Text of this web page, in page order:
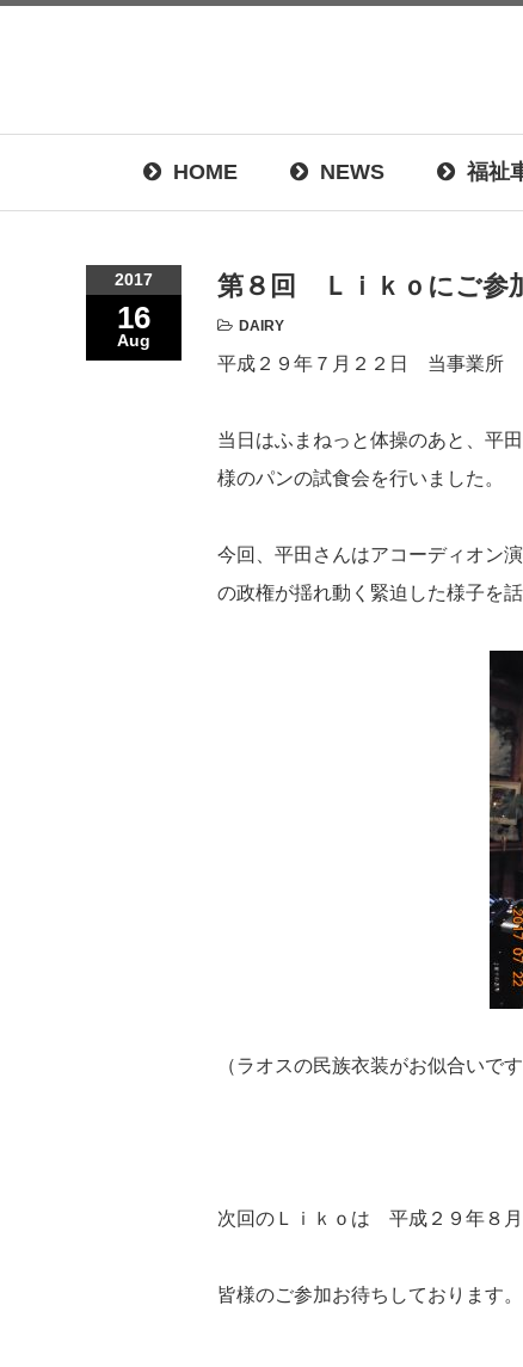
HOME NEWS 福祉
2017
16
Aug
第８回 Ｌｉｋｏにご参
DAIRY
平成２９年７月２２日 当事業所
当日はふまねっと体操のあと、平
様のパンの試食会を行いました。
今回、平田さんはアコーディオン
の政権が揺れ動く緊迫した様子を
（ラオスの民族衣装がお似合いです
次回のＬｉｋｏは 平成２９年８
皆様のご参加お待ちしております。